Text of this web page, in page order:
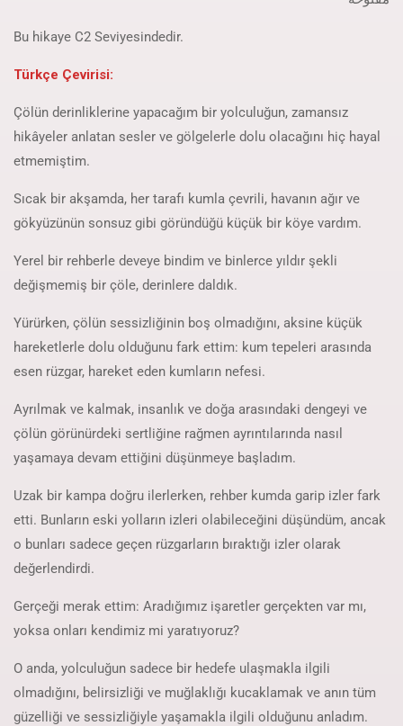
Bu hikaye C2 Seviyesindedir.
Türkçe Çevirisi:
Çölün derinliklerine yapacağım bir yolculuğun, zamansız
hikâyeler anlatan sesler ve gölgelerle dolu olacağını hiç hayal
etmemiştim.
Sıcak bir akşamda, her tarafı kumla çevrili, havanın ağır ve
gökyüzünün sonsuz gibi göründüğü küçük bir köye vardım.
Yerel bir rehberle deveye bindim ve binlerce yıldır şekli
değişmemiş bir çöle, derinlere daldık.
Yürürken, çölün sessizliğinin boş olmadığını, aksine küçük
hareketlerle dolu olduğunu fark ettim: kum tepeleri arasında
esen rüzgar, hareket eden kumların nefesi.
Ayrılmak ve kalmak, insanlık ve doğa arasındaki dengeyi ve
çölün görünürdeki sertliğine rağmen ayrıntılarında nasıl
yaşamaya devam ettiğini düşünmeye başladım.
Uzak bir kampa doğru ilerlerken, rehber kumda garip izler fark
etti. Bunların eski yolların izleri olabileceğini düşündüm, ancak
o bunları sadece geçen rüzgarların bıraktığı izler olarak
değerlendirdi.
Gerçeği merak ettim: Aradığımız işaretler gerçekten var mı,
yoksa onları kendimiz mi yaratıyoruz?
O anda, yolculuğun sadece bir hedefe ulaşmakla ilgili
olmadığını, belirsizliği ve muğlaklığı kucaklamak ve anın tüm
güzelliği ve sessizliğiyle yaşamakla ilgili olduğunu anladım.